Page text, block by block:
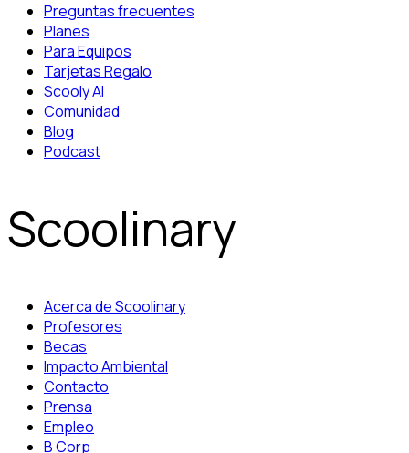
Preguntas frecuentes
Planes
Para Equipos
Tarjetas Regalo
Scooly AI
Comunidad
Blog
Podcast
Scoolinary
Acerca de Scoolinary
Profesores
Becas
Impacto Ambiental
Contacto
Prensa
Empleo
B Corp